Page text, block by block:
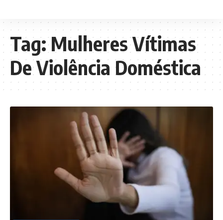
Tag:Mulheres Vítimas
De Violência Doméstica